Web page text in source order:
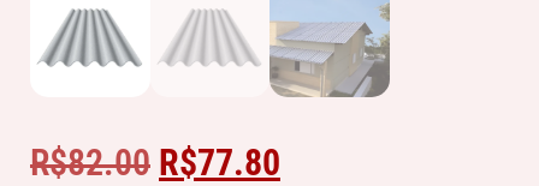
R$82.00 R$77.80